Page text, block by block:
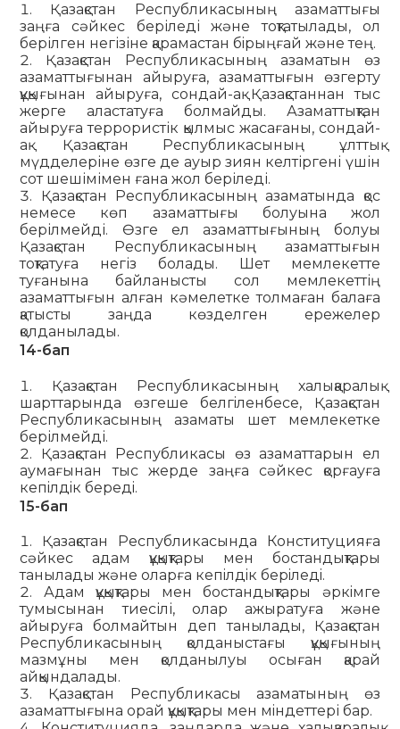
Қазақстан Республикасының азаматтығы
заңға сәйкес беріледі және тоқтатылады, ол
берілген негізіне қарамастан бiрыңғай және тең.
Қазақстан Республикасының азаматын өз
азаматтығынан айыруға, азаматтығын өзгерту
құқығынан айыруға, сондай-ақ Қазақстаннан тыс
жерге аластатуға болмайды. Азаматтықтан
айыруға террористік қылмыс жасағаны, сондай-
ақ Қазақстан Республикасының ұлттық
мүдделеріне өзге де ауыр зиян келтіргені үшін
сот шешімімен ғана жол беріледі.
Қазақстан Республикасының азаматында қос
немесе көп азаматтығы болуына жол
берілмейді. Өзге ел азаматтығының болуы
Қазақстан Республикасының азаматтығын
тоқтатуға негіз болады. Шет мемлекетте
туғанына байланысты сол мемлекеттің
азаматтығын алған кәмелетке толмаған балаға
қатысты заңда көзделген ережелер
қолданылады.
14-бап
Қазақстан Республикасының халықаралық
шарттарында өзгеше белгiленбесе, Қазақстан
Республикасының азаматы шет мемлекетке
берілмейді.
Қазақстан Республикасы өз азаматтарын ел
аумағынан тыс жерде заңға сәйкес қорғауға
кепiлдiк бередi.
15-бап
Қазақстан Республикасында Конституцияға
сәйкес адам құқықтары мен бостандықтары
танылады және оларға кепiлдiк берiледi.
Адам құқықтары мен бостандықтары әркiмге
тумысынан тиесілі, олар ажыратуға және
айыруға болмайтын деп таны­лады, Қазақстан
Республикасының қолданыстағы құқығының
мазмұны мен қолданылуы осыған қарай
айқындалады.
Қазақстан Республикасы азаматының өз
азаматтығына орай құқықтары мен мiндеттері бар.